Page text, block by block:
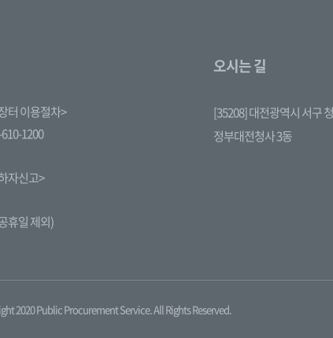
터 이용절차>
1200
자신고>
휴일 제외)
오시는 길
[35208] 대전광역시 서구
정부대전청사 3동
2020 Public Procurement Service. All Rights Reserved.